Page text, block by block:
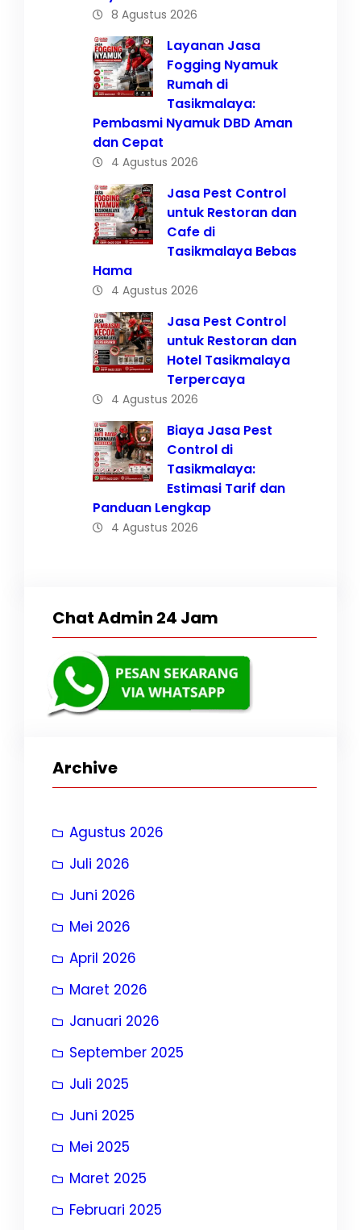
8 Agustus 2026
Layanan Jasa
Fogging Nyamuk
Rumah di
Tasikmalaya:
Pembasmi Nyamuk DBD Aman
dan Cepat
4 Agustus 2026
Jasa Pest Control
untuk Restoran dan
Cafe di
Tasikmalaya Bebas
Hama
4 Agustus 2026
Jasa Pest Control
untuk Restoran dan
Hotel Tasikmalaya
Terpercaya
4 Agustus 2026
Biaya Jasa Pest
Control di
Tasikmalaya:
Estimasi Tarif dan
Panduan Lengkap
4 Agustus 2026
Chat Admin 24 Jam
Archive
Agustus 2026
Juli 2026
Juni 2026
Mei 2026
April 2026
Maret 2026
Januari 2026
September 2025
Juli 2025
Juni 2025
Mei 2025
Maret 2025
Februari 2025